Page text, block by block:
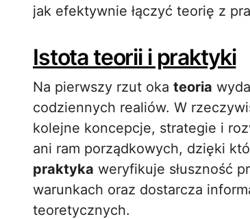
jak efektywnie łączyć teorię z
Istota teorii i praktyki
Na pierwszy rzut oka teoria
codziennych realiów. W
kolejne koncepcje, strategie i
ani ram porządkowych, dzięki
praktyka weryfikuje słuszność
warunkach oraz dostarcza
teoretycznych.